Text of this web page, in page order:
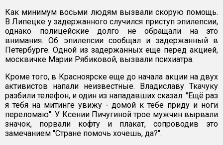
Как минимум восьми людям вызвали скорую помощь.
В Липецке у задержанного случился приступ эпилепсии,
однако полицейские долго не обращали на это
внимания. Об эпилепсии сообщал и задержанный в
Петербурге. Одной из задержанных еще перед акцией,
москвичке Марии Рябиковой, вызвали психиатра.
Кроме того, в Красноярске еще до начала акции на двух
активистов напали неизвестные. Владиславу Ткачуку
разбили телефон, и один из нападавших сказал: "Ещё раз
я тебя на митинге увижу - домой к тебе приду и ноги
переломаю". У Ксении Пичугиной трое мужчин вырвали
значок, порвали кофту и плакат, сопроводив это
замечанием "Стране помочь хочешь, да?".